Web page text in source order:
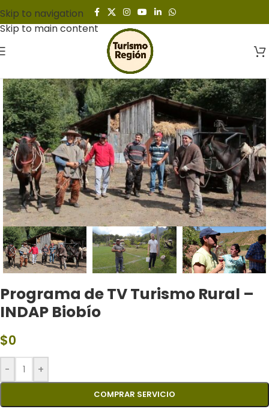
Skip to navigation
Skip to main content
Programa de TV Turismo Rural –
INDAP Biobío
$0
- +
COMPRAR SERVICIO